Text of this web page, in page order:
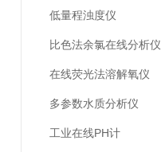
低量程浊度仪
比色法余氯在线分析仪
在线荧光法溶解氧仪
多参数水质分析仪
工业在线PH计